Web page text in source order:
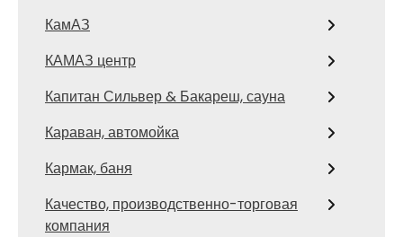
КамАЗ
КАМАЗ центр
Капитан Сильвер & Бакареш, сауна
Караван, автомойка
Кармак, баня
Качество, производственно-торговая
компания